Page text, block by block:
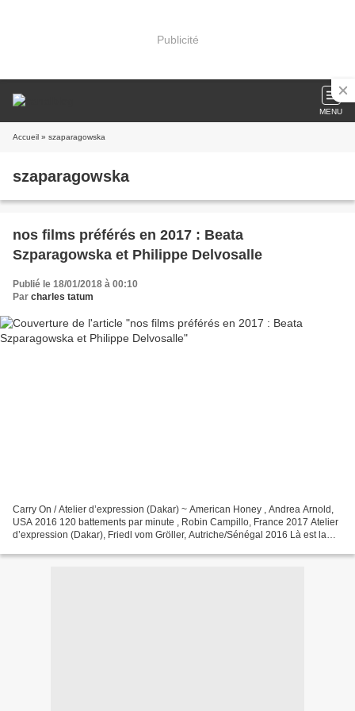
Publicité
MENU
Accueil » szaparagowska
szaparagowska
nos films préférés en 2017 : Beata
Szparagowska et Philippe Delvosalle
Publié le 18/01/2018 à 00:10
Par charles tatum
Carry On / Atelier d’expression (Dakar) ~ American Honey , Andrea Arnold,
USA 2016 120 battements par minute , Robin Campillo, France 2017 Atelier
d’expression (Dakar), Friedl vom Gröller, Autriche/Sénégal 2016 Là est la